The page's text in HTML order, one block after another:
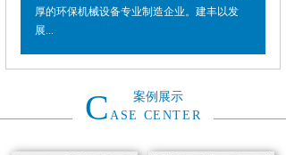
厚的环保机械设备专业制造企业。建丰以发
展...
案例展示
C ASE CENTER